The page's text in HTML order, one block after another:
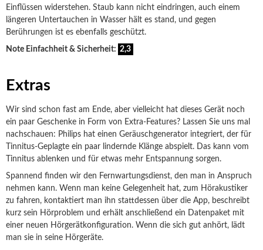
Einflüssen widerstehen. Staub kann nicht eindringen, auch einem
längeren Untertauchen in Wasser hält es stand, und gegen
Berührungen ist es ebenfalls geschützt.
Note Einfachheit & Sicherheit: 2,3
Extras
Wir sind schon fast am Ende, aber vielleicht hat dieses Gerät noch
ein paar Geschenke in Form von Extra-Features? Lassen Sie uns mal
nachschauen: Philips hat einen Geräuschgenerator integriert, der für
Tinnitus-Geplagte ein paar lindernde Klänge abspielt. Das kann vom
Tinnitus ablenken und für etwas mehr Entspannung sorgen.
Spannend finden wir den Fernwartungsdienst, den man in Anspruch
nehmen kann. Wenn man keine Gelegenheit hat, zum Hörakustiker
zu fahren, kontaktiert man ihn stattdessen über die App, beschreibt
kurz sein Hörproblem und erhält anschließend ein Datenpaket mit
einer neuen Hörgerätkonfiguration. Wenn die sich gut anhört, lädt
man sie in seine Hörgeräte.